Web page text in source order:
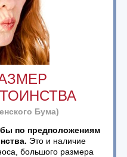
Бума)
по предположениям
Это и наличие
большого размера